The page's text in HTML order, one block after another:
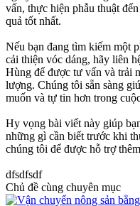
vấn, thực hiện phẫu thuật
quả tốt nhất.
Nếu bạn đang tìm kiếm một
cải thiện vóc dáng, hãy liên
Hùng để được tư vấn và trải
lượng. Chúng tôi sẵn sàng
muốn và tự tin hơn trong
Hy vọng bài viết này giúp
những gì cần biết trước khi
chúng tôi để được hỗ trợ
dfsdfsdf
Chủ đề cùng chuyên mục